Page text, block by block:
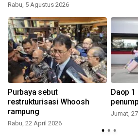
Rabu, 5 Agustus 2026
Purbaya sebut
restrukturisasi Whoosh
rampung
Rabu, 22 April 2026
Daop
Jumat,